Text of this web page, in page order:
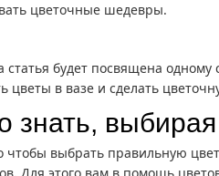
цветочные шедевры.
будет посвящена одному
цветы в вазе и сделать
знать,
чтобы выбрать правильную